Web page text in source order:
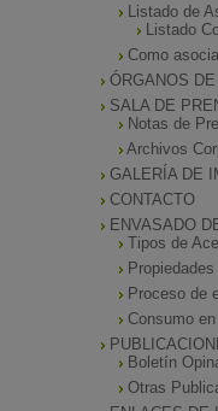
Listado de
Listado
Como
ÓRGANOS
SALA DE
Notas de
Archivos
GALERÍA DE
CONTACTO
ENVASADO
Tipos de
Propiedades
Proceso de
Consumo
Boletín
Otras